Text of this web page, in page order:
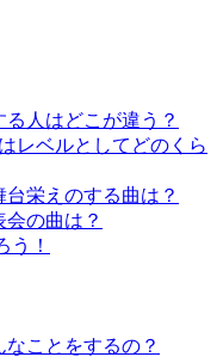
人はどこが違う？
レベルとしてどのくら
栄えのする曲は？
の曲は？
う！
ことをするの？